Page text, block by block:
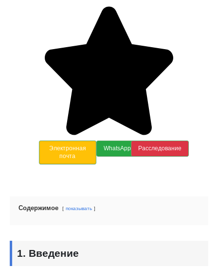
Электронная
почта
WhatsApp Расследование
Содержимое показывать
1. Введение